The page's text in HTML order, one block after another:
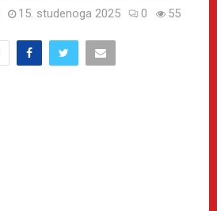
15. studenoga 2025 0 55